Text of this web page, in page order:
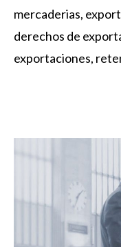
mercaderias,
derechos de
exportaciones,